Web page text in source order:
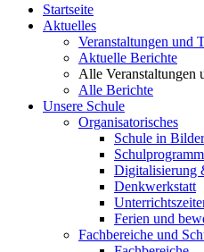
Startseite
Aktuelles
Veranstaltungen und
Aktuelle Berichte
Alle Veranstaltungen
Alle Berichte
Unsere Schule
Organisatorisches
Schule in
Digitalisierung
Denkwerkstatt
Ferien und
Fachbereiche und